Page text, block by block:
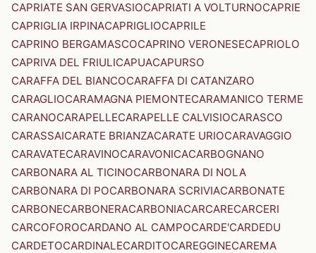
CAPRIATE SAN GERVASIOCAPRIATI A VOLTURNOCAPRIE
CAPRIGLIA IRPINACAPRIGLIOCAPRILE
CAPRINO BERGAMASCOCAPRINO VERONESECAPRIOLO
CAPRIVA DEL FRIULICAPUACAPURSO
CARAFFA DEL BIANCOCARAFFA DI CATANZARO
CARAGLIOCARAMAGNA PIEMONTECARAMANICO TERME
CARANOCARAPELLECARAPELLE CALVISIOCARASCO
CARASSAICARATE BRIANZACARATE URIOCARAVAGGIO
CARAVATECARAVINOCARAVONICACARBOGNANO
CARBONARA AL TICINOCARBONARA DI NOLA
CARBONARA DI POCARBONARA SCRIVIACARBONATE
CARBONECARBONERACARBONIACARCARECARCERI
CARCOFOROCARDANO AL CAMPOCARDE'CARDEDU
CARDETOCARDINALECARDITOCAREGGINECAREMA